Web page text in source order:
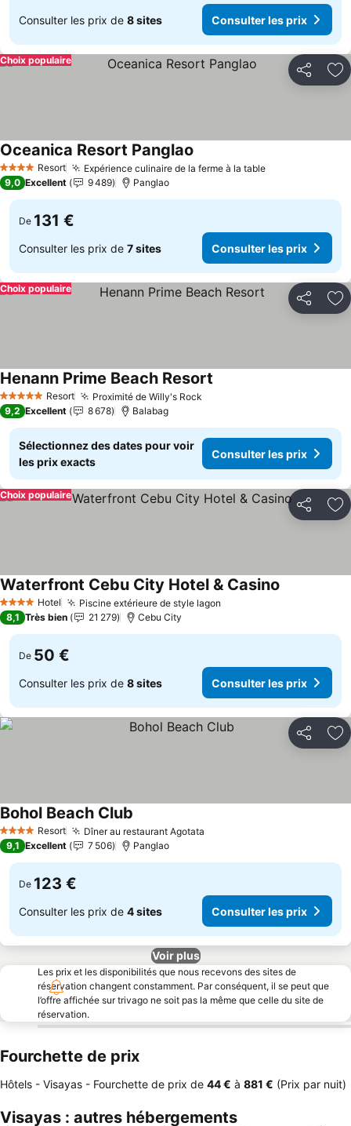
Consulter les prix de 8 sites Consulter les prix
Partager
Choix populaire
4 Étoiles Resort Expérience culinaire de la ferme à la tableConsulter les
Oceanica Resort Panglao
9,0 Excellent 9 489 Panglao
De 131 €
Consulter les prix de 7 sites Consulter les prix
Partager
Choix populaire
5 Étoiles Resort Proximité de Willy's Rock
Henann Prime Beach Resort
9,2 Excellent 8 678 Balabag
Sélectionnez des dates pour voir
les prix exacts
Consulter les prix
Partager
Choix populaire
4 Étoiles Hotel Piscine extérieure de style lagon
Waterfront Cebu City Hotel & Casino
8,1 Très bien 21 279 Cebu City
De 50 €
Consulter les prix de 8 sites Consulter les prix
Partager
4 Étoiles Resort Dîner au restaurant Agotata
Bohol Beach Club
9,1 Excellent 7 506 Panglao
De 123 €
Consulter les prix de 4 sites Consulter les prix
Voir plus
Les prix et les disponibilités que nous recevons des sites de
réservation changent constamment. Par conséquent, il se peut que
l’offre affichée sur trivago ne soit pas la même que celle du site de
réservation.
Fourchette de prix
Hôtels - Visayas - Fourchette de prix de ‎44 € à ‎881 € (Prix par nuit)
Visayas : autres hébergements